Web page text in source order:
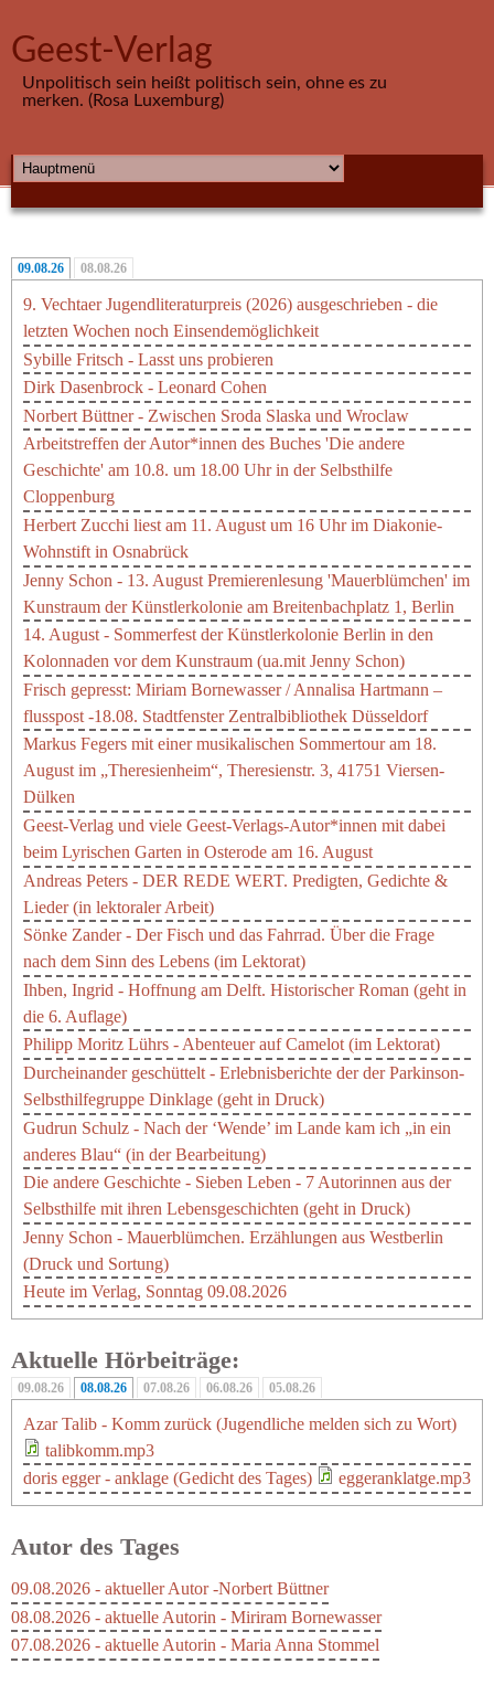
Geest-Verlag
Unpolitisch sein heißt politisch sein, ohne es zu
merken. (Rosa Luxemburg)
HAUPTMENÜ
09.08.26 08.08.26
9. Vechtaer Jugendliteraturpreis (2026) ausgeschrieben - die
letzten Wochen noch Einsendemöglichkeit
Sybille Fritsch - Lasst uns probieren
Dirk Dasenbrock - Leonard Cohen
Norbert Büttner - Zwischen Sroda Slaska und Wroclaw
Arbeitstreffen der Autor*innen des Buches 'Die andere
Geschichte' am 10.8. um 18.00 Uhr in der Selbsthilfe
Cloppenburg
Herbert Zucchi liest am 11. August um 16 Uhr im Diakonie-
Wohnstift in Osnabrück
Jenny Schon - 13. August Premierenlesung 'Mauerblümchen' im
Kunstraum der Künstlerkolonie am Breitenbachplatz 1, Berlin
14. August - Sommerfest der Künstlerkolonie Berlin in den
Kolonnaden vor dem Kunstraum (ua.mit Jenny Schon)
Frisch gepresst: Miriam Bornewasser / Annalisa Hartmann –
flusspost -18.08. Stadtfenster Zentralbibliothek Düsseldorf
Markus Fegers mit einer musikalischen Sommertour am 18.
August im „Theresienheim“, Theresienstr. 3, 41751 Viersen-
Dülken
Geest-Verlag und viele Geest-Verlags-Autor*innen mit dabei
beim Lyrischen Garten in Osterode am 16. August
Andreas Peters - DER REDE WERT. Predigten, Gedichte &
Lieder (in lektoraler Arbeit)
Sönke Zander - Der Fisch und das Fahrrad. Über die Frage
nach dem Sinn des Lebens (im Lektorat)
Ihben, Ingrid - Hoffnung am Delft. Historischer Roman (geht in
die 6. Auflage)
Philipp Moritz Lührs - Abenteuer auf Camelot (im Lektorat)
Durcheinander geschüttelt - Erlebnisberichte der der Parkinson-
Selbsthilfegruppe Dinklage (geht in Druck)
Gudrun Schulz - Nach der ‘Wende’ im Lande kam ich „in ein
anderes Blau“ (in der Bearbeitung)
Die andere Geschichte - Sieben Leben - 7 Autorinnen aus der
Selbsthilfe mit ihren Lebensgeschichten (geht in Druck)
Jenny Schon - Mauerblümchen. Erzählungen aus Westberlin
(Druck und Sortung)
Heute im Verlag, Sonntag 09.08.2026
Aktuelle Hörbeiträge:
09.08.26 08.08.26 (aktiver Reiter)
07.08.26 06.08.26 05.08.26
Azar Talib - Komm zurück (Jugendliche melden sich zu Wort)
talibkomm.mp3
doris egger - anklage (Gedicht des Tages)
eggeranklatge.mp3
Autor des Tages
09.08.2026 - aktueller Autor -Norbert Büttner
08.08.2026 - aktuelle Autorin - Miriram Bornewasser
07.08.2026 - aktuelle Autorin - Maria Anna Stommel